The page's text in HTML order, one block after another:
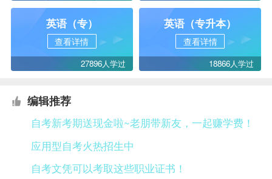
英语（专）
查看详情
27896人学过
英语（专升本）
查看详情
18866人学过
编辑推荐
自考新考期送现金啦~老朋带新友，一起赚学费！
应用型自考火热招生中
自考文凭可以考取这些职业证书！